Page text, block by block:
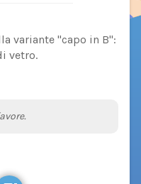
variante "capo in B":
vetro.